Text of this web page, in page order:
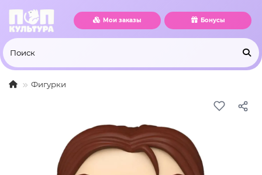
Мои заказы Бонусы
Фигурки